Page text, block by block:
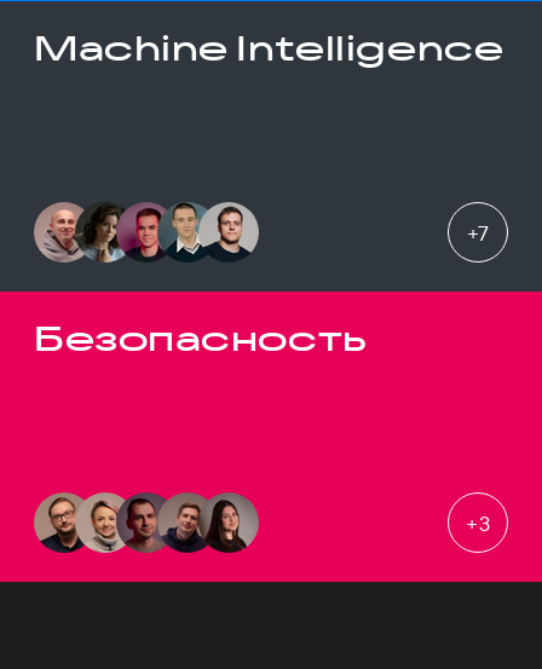
Machine Intelligence
+7
Безопасность
+3